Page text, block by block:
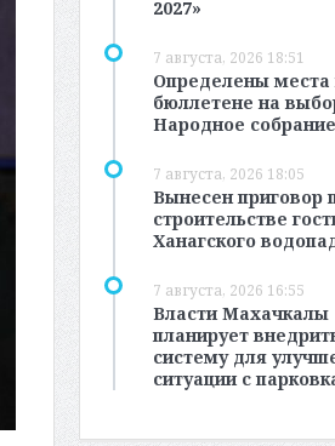
2027»
7 августа, 2026 18:51
Определены места
бюллетене на
Народное собрание
7 августа, 2026 18:05
Вынесен приговор
строительстве
Ханагского
7 августа, 2026 16:55
Власти Махачкалы
планирует
систему для
ситуации с